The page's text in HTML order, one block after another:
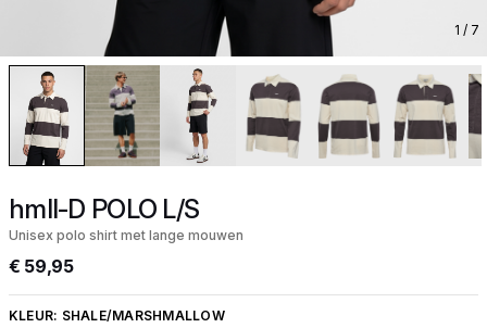
1 / 7
hmlI-D POLO L/S
Unisex polo shirt met lange mouwen
€ 59,95
KLEUR: SHALE/MARSHMALLOW